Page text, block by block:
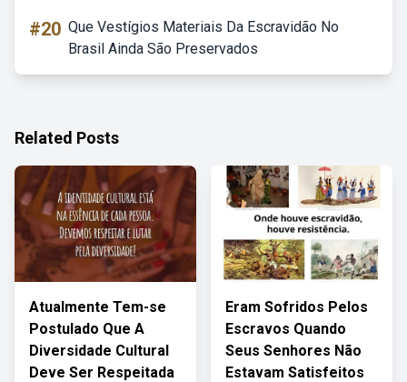
#20 Que Vestígios Materiais Da Escravidão No
Brasil Ainda São Preservados
Related Posts
Atualmente Tem-se
Postulado Que A
Diversidade Cultural
Deve Ser Respeitada
Eram Sofridos Pelos
Escravos Quando
Seus Senhores Não
Estavam Satisfeitos